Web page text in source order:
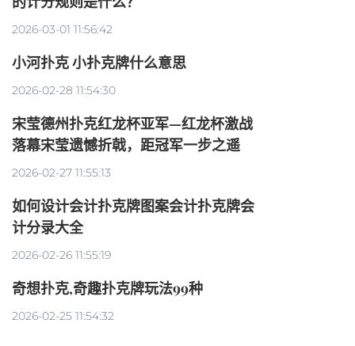
2026-03-01 11:56:42
小河扑克 小扑克牌什么意思
2026-02-28 11:54:30
宋莹德州扑克红龙杯亚军—红龙杯激战
落幕宋莹遗憾折戟，距冠军一步之遥
2026-02-27 11:55:13
如何设计会计扑克牌图案会计扑克牌会
计分录大全
2026-02-26 11:55:19
奇想扑克,奇趣扑克牌玩法99种
2026-02-25 11:54:32